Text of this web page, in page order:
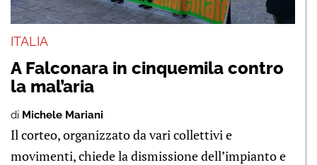
ITALIA
A Falconara in cinquemila contro
la mal’aria
di Michele Mariani
Il corteo, organizzato da vari collettivi e
movimenti, chiede la dismissione dell’impianto e